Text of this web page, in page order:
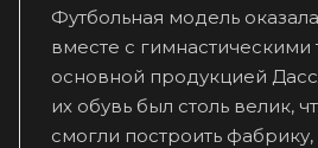
Футбольная модель
вместе с гимнастическими
основной продукцией
их обувь был столь велик,
смогли построить